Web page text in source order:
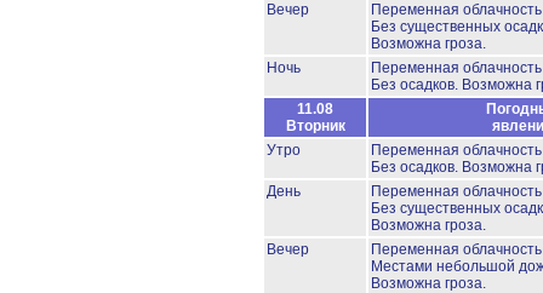
Вечер
Переменная
Без существенных
Возможна гроза.
Ночь
Переменная
Без осадков. Возможна
11.08
Вторник
Утро
Переменная
Без осадков. Возможна
День
Переменная
Без существенных
Возможна гроза.
Вечер
Переменная
Местами небольшой
Возможна гроза.